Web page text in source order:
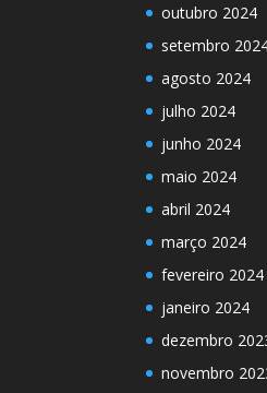
outubro 2024
setembro
agosto 2024
julho 2024
junho 2024
maio 2024
abril 2024
março 2024
fevereiro 2024
janeiro 2024
dezembro
novembro